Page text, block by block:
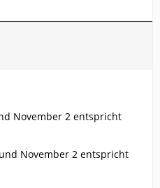
November 2 entspricht
November 2 entspricht